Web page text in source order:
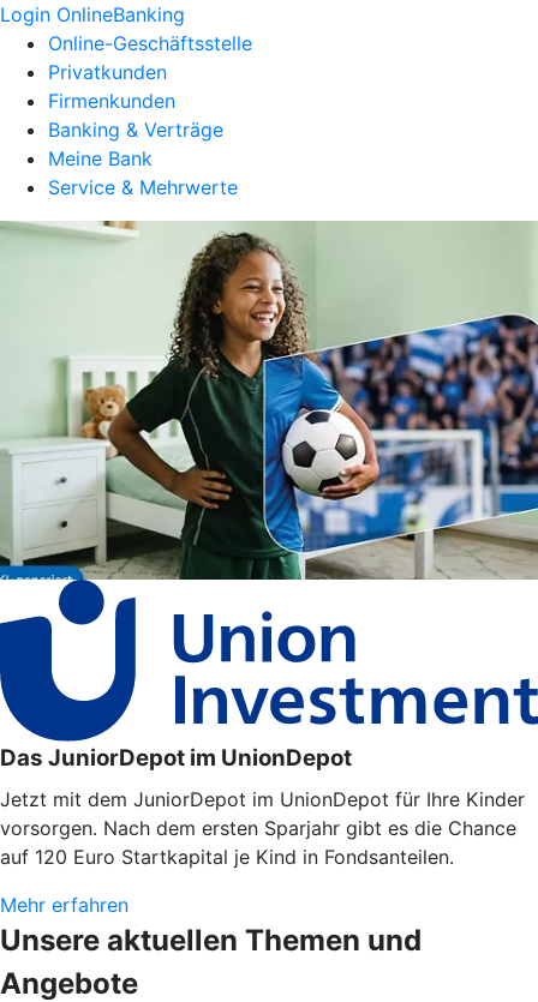
Login OnlineBanking
Online-Geschäftsstelle
Privatkunden
Firmenkunden
Banking & Verträge
Meine Bank
Service & Mehrwerte
Das JuniorDepot im UnionDepot
Jetzt mit dem JuniorDepot im UnionDepot für Ihre Kinder
vorsorgen. Nach dem ersten Sparjahr gibt es die Chance
auf 120 Euro Startkapital je Kind in Fondsanteilen.
Mehr erfahren
Unsere aktuellen Themen und
Angebote